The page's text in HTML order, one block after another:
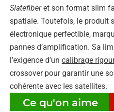
Slatefiberet son format slim
spatiale. Toutefois, le produit
électronique perfectible,
pannes d’amplification. Sa
l’exigence d’un calibrage
crossover pour garantir une
cohérente avec les satellites.
Ce qu'on aime